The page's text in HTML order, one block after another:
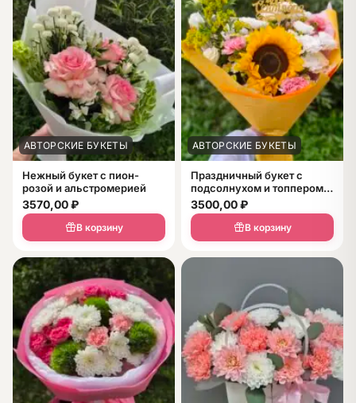
АВТОРСКИЕ БУКЕТЫ
Нежный букет с пион-
розой и альстромерией
3570,00₽
В корзину
АВТОРСКИЕ БУКЕТЫ
Праздничный букет с
подсолнухом и топпером
«1 Сентября»
3500,00₽
В корзину